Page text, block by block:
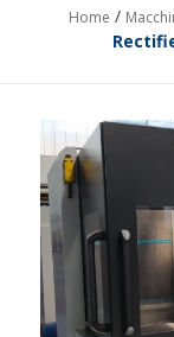
Home /